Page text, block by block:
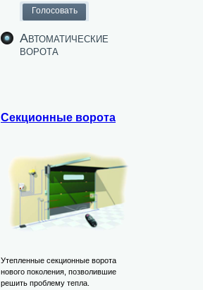
Автоматические
ворота
Секционные ворота
Утепленные секционные ворота
нового поколения, позволившие
решить проблему тепла.